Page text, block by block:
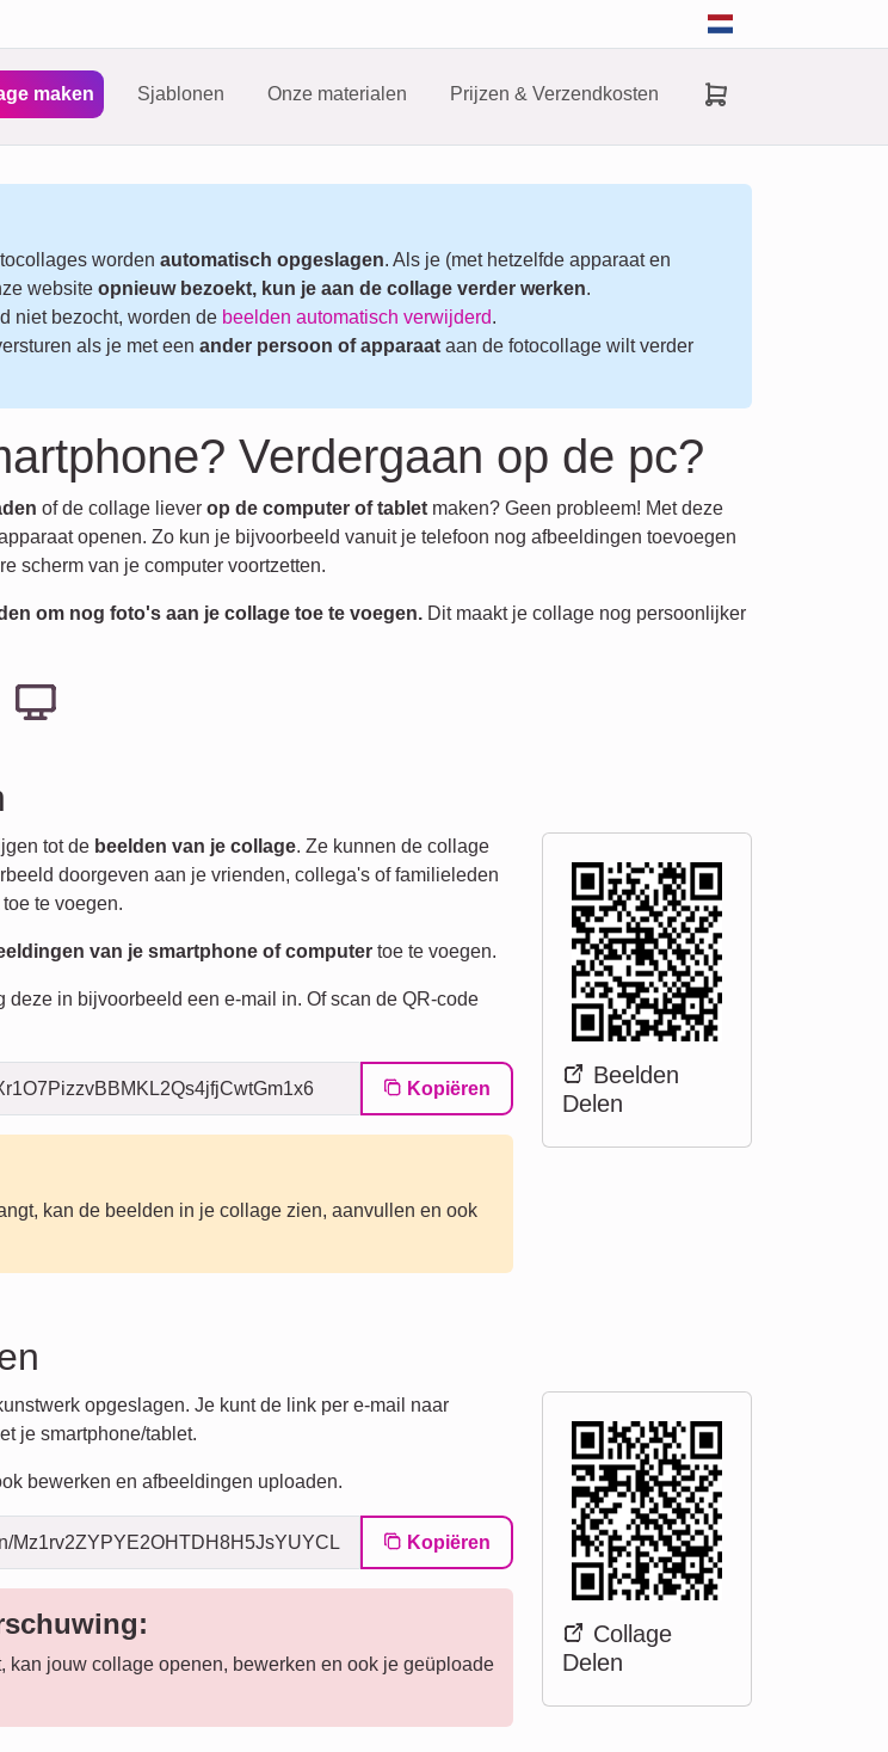
maken Sjablonen Onze materialen Prijzen & Verzendkosten
worden automatisch opgeslagen. Als je (met hetzelfde apparaat en
website opnieuw bezoekt, kun je aan de collage verder werken.
niet bezocht, worden de beelden automatisch verwijderd.
als je met een ander persoon of apparaat aan de fotocollage wilt verder
Verdergaan op de pc?
of de collage liever op de computer of tablet maken? Geen probleem! Met deze
openen. Zo kun je bijvoorbeeld vanuit je telefoon nog afbeeldingen toevoegen
scherm van je computer voortzetten.
om nog foto's aan je collage toe te voegen. Dit maakt je collage nog persoonlijker
tot de beelden van je collage. Ze kunnen de collage
doorgeven aan je vrienden, collega's of familieleden
te voegen.
van je smartphone of computer toe te voegen.
in bijvoorbeeld een e-mail in. Of scan de QR-code
Kopiëren
kan de beelden in je collage zien, aanvullen en ook
Beelden
Delen
opgeslagen. Je kunt de link per e-mail naar
je smartphone/tablet.
bewerken en afbeeldingen uploaden.
Kopiëren
kan jouw collage openen, bewerken en ook je geüploade
Collage
Delen